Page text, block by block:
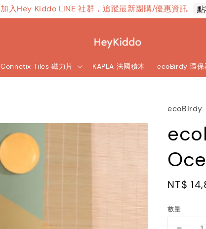
加入Hey Kiddo LINE 社群，追蹤最新團購/優惠資訊
Connetix Tiles 磁力片 KAPLA 法國積木 ecoBirdy 環保
ecoBirdy
Regular
NT$
數量